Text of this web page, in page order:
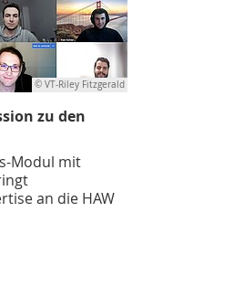
© VT-Riley Fitzgerald
zu den
Modul mit
an die HAW